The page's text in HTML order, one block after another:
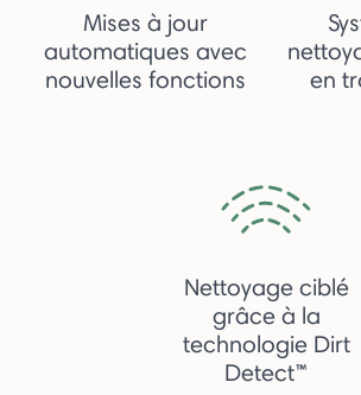
Mises à jour
automatiques avec
nouvelles fonctions
en
Nettoyage ciblé
grâce à la
technologie Dirt
Detect™